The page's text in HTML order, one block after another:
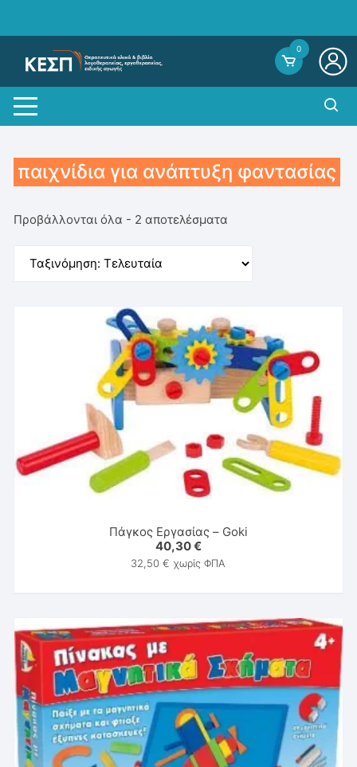
0
παιχνίδια για ανάπτυξη φαντασίας
Προβάλλονται όλα - 2 αποτελέσματα
Πάγκος Εργασίας – Goki
40,30€
32,50€ χωρίς ΦΠΑ